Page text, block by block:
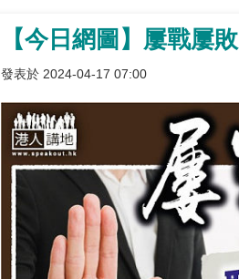
【今日網圖】屢戰屢敗
發表於 2024-04-17 07:00